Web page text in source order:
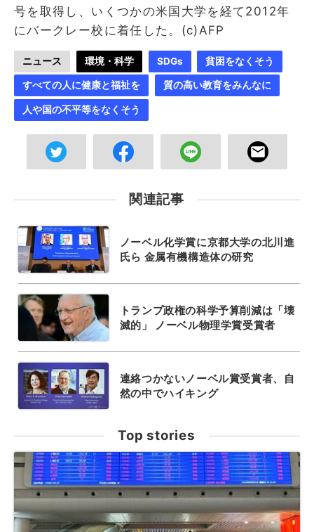
号を取得し、いくつかの米国大学を経て2012年
にバークレー校に着任した。(c)AFP
ニュース 環境・科学 SDGs 貧困をなくそう
すべての人に健康と福祉を 質の高い教育をみんなに
人や国の不平等をなくそう
関連記事
ノーベル化学賞に京都大学の北川進
氏ら 金属有機構造体の研究
トランプ政権の科学予算削減は「壊
滅的」 ノーベル物理学賞受賞者
連絡つかないノーベル賞受賞者、自
然の中でハイキング
Top stories